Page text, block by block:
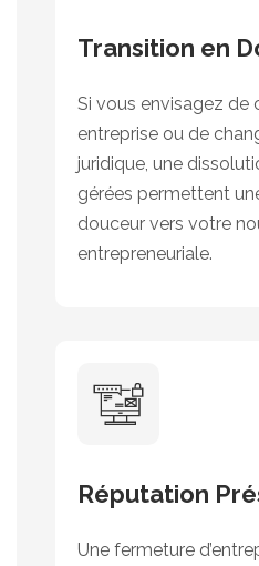
Transition en
Si vous envisagez de
entreprise ou de
juridique, une
gérées permettent
douceur vers votre
entrepreneuriale.
Réputation
Une fermeture